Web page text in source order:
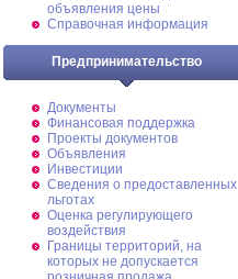
объявления цены
Справочная информация
Предпринимательство
Документы
Финансовая поддержка
Проекты документов
Объявления
Инвестиции
Сведения о предоставленных
льготах
Оценка регулирующего
воздействия
Границы территорий, на
которых не допускается